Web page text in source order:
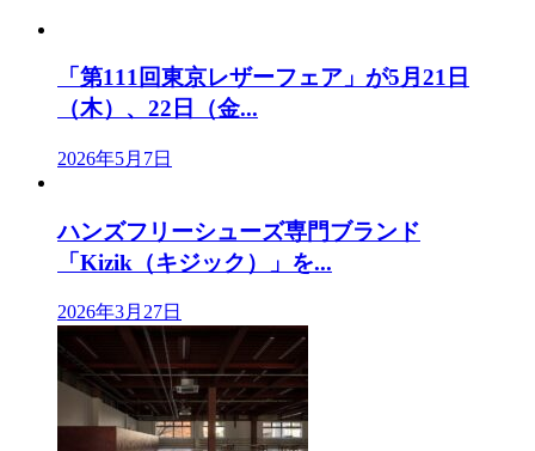
「第111回東京レザーフェア」が5月21日
（木）、22日（金...
2026年5月7日
ハンズフリーシューズ専門ブランド
「Kizik（キジック）」を...
2026年3月27日